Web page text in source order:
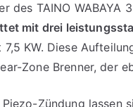
des TAINO
mit drei
7,5 KW. Diese
Zone Brenner, der
Zündung lassen